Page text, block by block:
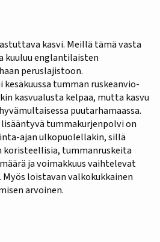
kasvi. Meillä tämä vasta
kuuluu englantilaisten
peruslajistoon.
tumman ruskeanvio-
kasvualusta kelpaa, mutta kasvu
puutarhamaassa.
tummakurjenpolvi on
ajan ulkopuolellakin, sillä
koristeellisia, tummanruskeita
ja voimakkuus vaihtelevat
loistavan valkokukkainen
arvoinen.